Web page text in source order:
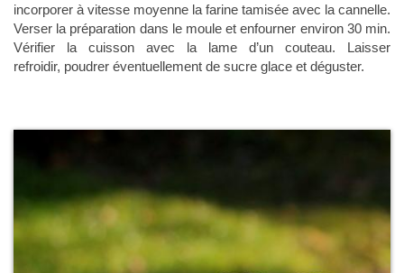
incorporer à vitesse moyenne la farine tamisée avec la cannelle.
Verser la préparation dans le moule et enfourner environ 30 min.
Vérifier la cuisson avec la lame d’un couteau. Laisser
refroidir, poudrer éventuellement de sucre glace et déguster.